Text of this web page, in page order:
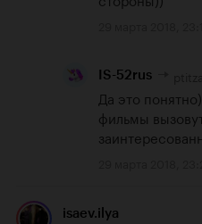
IS-52rus
Да это
фильмы
isaev.ilya